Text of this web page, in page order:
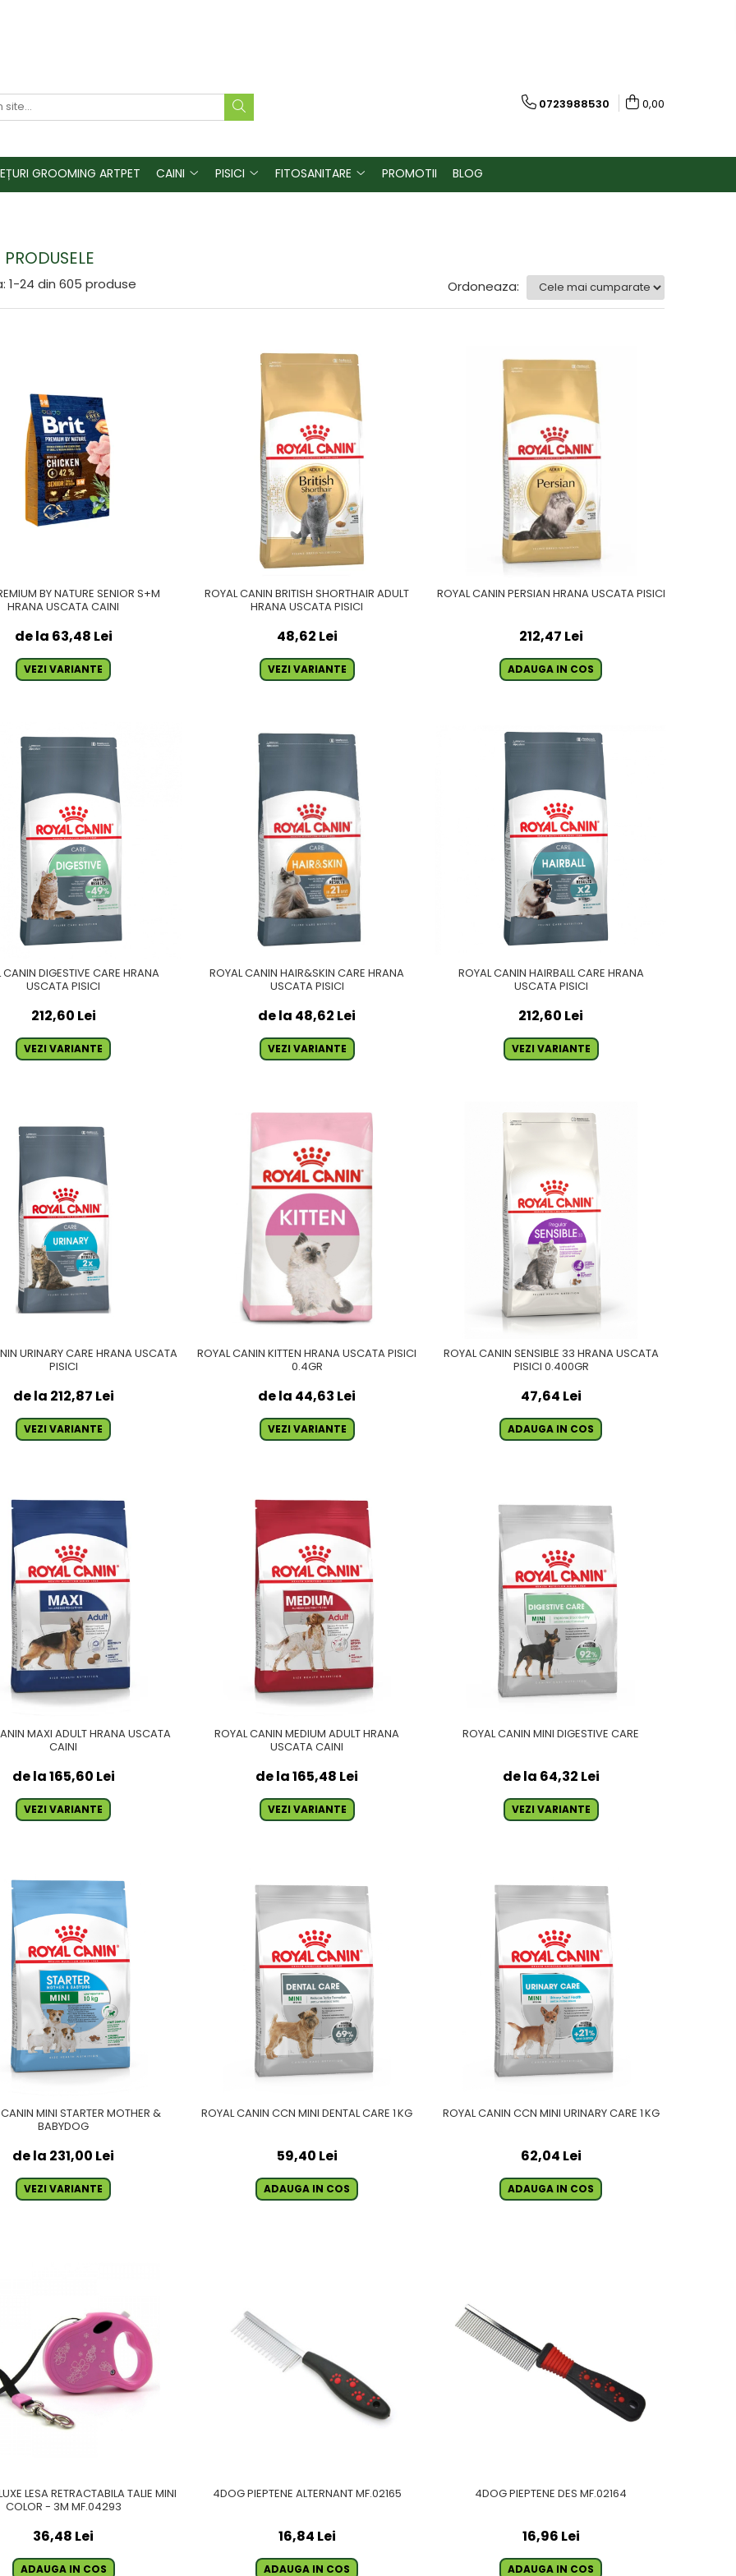
0723988530 0,00
GROOMING ARTPET CAINI PISICI FITOSANITARE PROMOTII BLOG
1-24 din 605 produse Ordoneaza:
BY NATURE SENIOR S+M
HRANA USCATA CAINI
de la 63,48 Lei
VEZI VARIANTE
ROYAL CANIN BRITISH SHORTHAIR ADULT
HRANA USCATA PISICI
48,62 Lei
VEZI VARIANTE
ROYAL CANIN PERSIAN HRANA USCATA PISICI
212,47 Lei
ADAUGA IN COS
CANIN DIGESTIVE CARE HRANA
USCATA PISICI
212,60 Lei
VEZI VARIANTE
ROYAL CANIN HAIR&SKIN CARE HRANA
USCATA PISICI
de la 48,62 Lei
VEZI VARIANTE
ROYAL CANIN HAIRBALL CARE HRANA
USCATA PISICI
212,60 Lei
VEZI VARIANTE
URINARY CARE HRANA USCATA
PISICI
de la 212,87 Lei
VEZI VARIANTE
ROYAL CANIN KITTEN HRANA USCATA PISICI
0.4GR
de la 44,63 Lei
VEZI VARIANTE
ROYAL CANIN SENSIBLE 33 HRANA USCATA
PISICI 0.400GR
47,64 Lei
ADAUGA IN COS
MAXI ADULT HRANA USCATA
CAINI
de la 165,60 Lei
VEZI VARIANTE
ROYAL CANIN MEDIUM ADULT HRANA
USCATA CAINI
de la 165,48 Lei
VEZI VARIANTE
ROYAL CANIN MINI DIGESTIVE CARE
de la 64,32 Lei
VEZI VARIANTE
MINI STARTER MOTHER &
BABYDOG
de la 231,00 Lei
VEZI VARIANTE
ROYAL CANIN CCN MINI DENTAL CARE 1 KG
59,40 Lei
ADAUGA IN COS
ROYAL CANIN CCN MINI URINARY CARE 1 KG
62,04 Lei
ADAUGA IN COS
LESA RETRACTABILA TALIE MINI
COLOR - 3M MF.04293
36,48 Lei
ADAUGA IN COS
4DOG PIEPTENE ALTERNANT MF.02165
16,84 Lei
ADAUGA IN COS
4DOG PIEPTENE DES MF.02164
16,96 Lei
ADAUGA IN COS